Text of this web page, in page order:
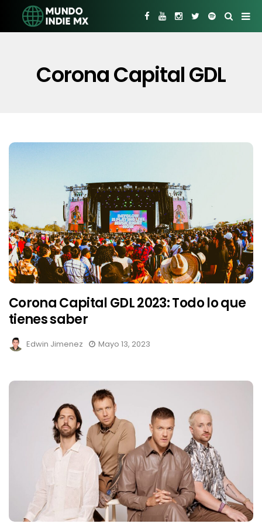
Corona Capital GDL
Corona Capital GDL 2023: Todo lo que
tienes saber
Edwin Jimenez Mayo 13, 2023